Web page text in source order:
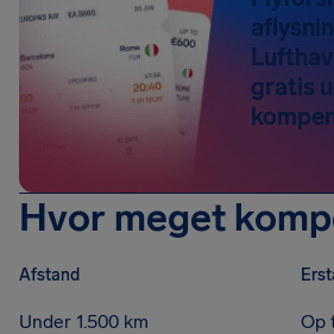
gratis
Hvor meget
Afstand
Under 1.500 km
Op